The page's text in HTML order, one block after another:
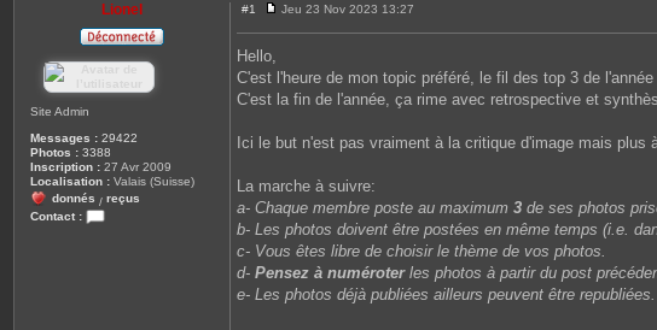
Lionel
Site Admin
Messages : 29422
Photos : 3388
Inscription : 27 Avr 2009
Localisation : Valais (Suisse)
donnés / reçus
Contact :
#1
e
a
g
e
Jeu 23 Nov 2023 13:27
Hello,
C'est l'heure de mon topic préféré, le fil des top 3 de l'année
C'est la fin de l'année, ça rime avec retrospective et
Ici le but n'est pas vraiment à la critique d'image mais
La marche à suivre:
a- Chaque membre poste au maximum 3 de ses photos
b- Les photos doivent être postées en même temps (i.e.
c- Vous êtes libre de choisir le thème de vos photos.
d- Pensez à numéroterles photos à partir du post
e- Les photos déjà publiées ailleurs peuvent être republiées.